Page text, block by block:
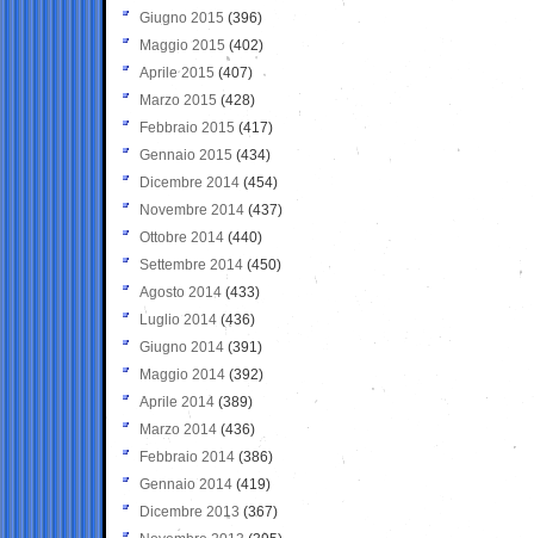
Giugno 2015 (396)
Maggio 2015 (402)
Aprile 2015 (407)
Marzo 2015 (428)
Febbraio 2015 (417)
Gennaio 2015 (434)
Dicembre 2014 (454)
Novembre 2014 (437)
Ottobre 2014 (440)
Settembre 2014 (450)
Agosto 2014 (433)
Luglio 2014 (436)
Giugno 2014 (391)
Maggio 2014 (392)
Aprile 2014 (389)
Marzo 2014 (436)
Febbraio 2014 (386)
Gennaio 2014 (419)
Dicembre 2013 (367)